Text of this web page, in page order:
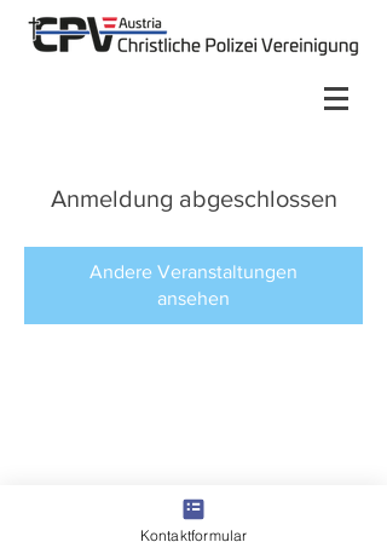
Anmeldung abgeschlossen
Andere Veranstaltungen
ansehen
Kontaktformular